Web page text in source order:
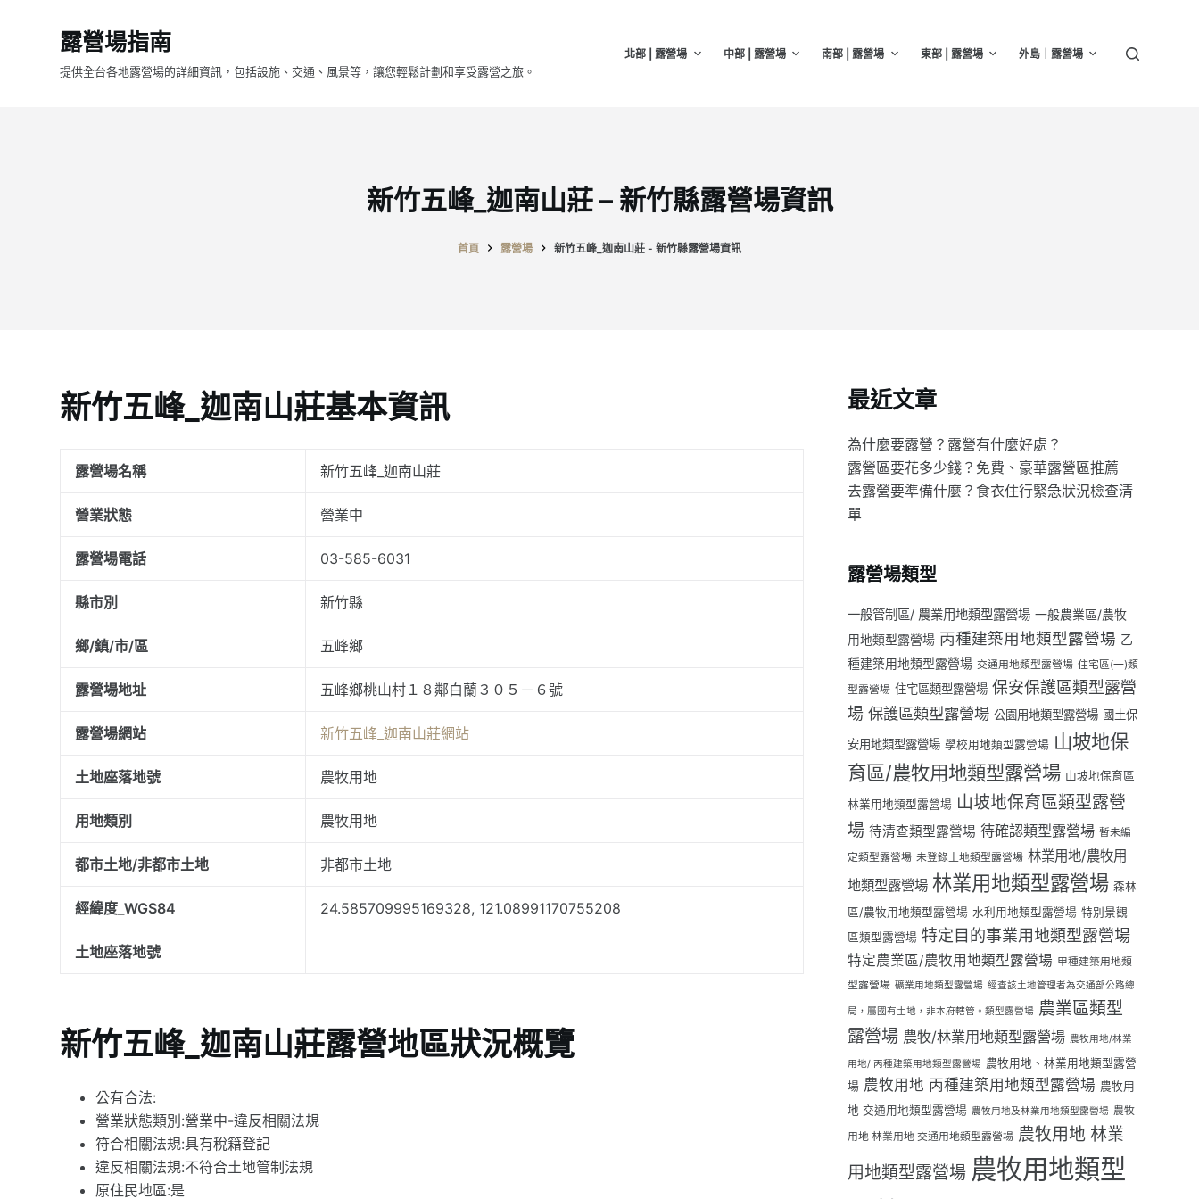
露營場指南
提供全台各地露營場的詳細資訊，包括設施、交通、風景等，讓您輕鬆計劃和享受露營之旅。
北部 | 露營場 中部 | 露營場 南部 | 露營場 東部 | 露營場 外島｜露營場
新竹五峰_迦南山莊 – 新竹縣露營場資訊
首頁 露營場 新竹五峰_迦南山莊 - 新竹縣露營場資訊
新竹五峰_迦南山莊基本資訊
露營場名稱 新竹五峰_迦南山莊
營業狀態 營業中
露營場電話 03-585-6031
縣市別 新竹縣
鄉/鎮/市/區 五峰鄉
露營場地址 五峰鄉桃山村１８鄰白蘭３０５－６號
露營場網站 新竹五峰_迦南山莊網站
土地座落地號 農牧用地
用地類別 農牧用地
都市土地/非都市土地 非都市土地
經緯度_WGS84 24.585709995169328, 121.08991170755208
土地座落地號
新竹五峰_迦南山莊露營地區狀況概覽
公有合法:
營業狀態類別:營業中-違反相關法規
符合相關法規:具有稅籍登記
違反相關法規:不符合土地管制法規
原住民地區:是
最近文章
為什麼要露營？露營有什麼好處？
露營區要花多少錢？免費、豪華露營區推薦
去露營要準備什麼？食衣住行緊急狀況檢查清
單
露營場類型
一般管制區/ 農業用地類型露營場 一般農業區/農牧
用地類型露營場 丙種建築用地類型露營場 乙
種建築用地類型露營場 交通用地類型露營場 住宅區(一)類
型露營場 住宅區類型露營場 保安保護區類型露營
場 保護區類型露營場 公園用地類型露營場 國土保
安用地類型露營場 學校用地類型露營場 山坡地保
育區/農牧用地類型露營場 山坡地保育區
林業用地類型露營場 山坡地保育區類型露營
場 待清查類型露營場 待確認類型露營場 暫未編
定類型露營場 未登錄土地類型露營場 林業用地/農牧用
地類型露營場 林業用地類型露營場 森林
區/農牧用地類型露營場 水利用地類型露營場 特別景觀
區類型露營場 特定目的事業用地類型露營場
特定農業區/農牧用地類型露營場 甲種建築用地類
型露營場 礦業用地類型露營場 經查該土地管理者為交通部公路總
局，屬國有土地，非本府轄管。類型露營場 農業區類型
露營場 農牧/林業用地類型露營場 農牧用地/林業
用地/ 丙種建築用地類型露營場 農牧用地、林業用地類型露營
場 農牧用地 丙種建築用地類型露營場 農牧用
地 交通用地類型露營場 農牧用地及林業用地類型露營場 農牧
用地 林業用地 交通用地類型露營場 農牧用地 林業
用地類型露營場 農牧用地類型